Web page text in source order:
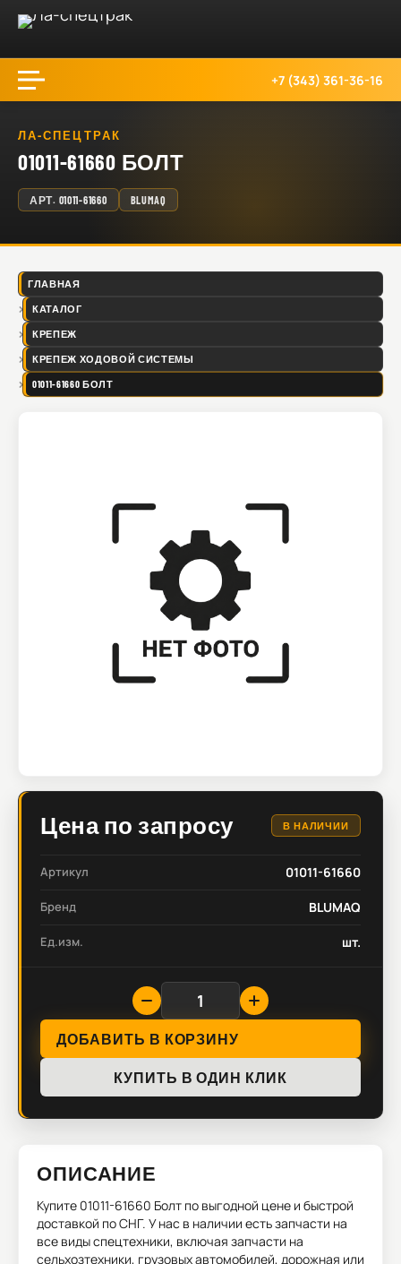
+7 (343) 361-36-16
ЛА-СПЕЦТРАК
01011-61660 БОЛТ
АРТ. 01011-61660 BLUMAQ
ГЛАВНАЯ
КАТАЛОГ
КРЕПЕЖ
КРЕПЕЖ ХОДОВОЙ СИСТЕМЫ
01011-61660 БОЛТ
Цена по запросу В НАЛИЧИИ
Артикул 01011-61660
Бренд BLUMAQ
Ед.изм. шт.
ДОБАВИТЬ В КОРЗИНУ
КУПИТЬ В ОДИН КЛИК
ОПИСАНИЕ
Купите 01011-61660 Болт по выгодной цене и быстрой
доставкой по СНГ. У нас в наличии есть запчасти на
все виды спецтехники, включая запчасти на
сельхозтехники, грузовых автомобилей, дорожная или